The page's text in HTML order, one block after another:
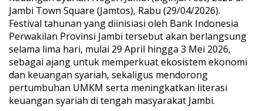
e
s
2
0
2
S
e
m
Jambi Town Square (Jamtos), Rabu (29/04/2026).
Festival tahunan yang diinisiasi oleh Bank Indonesia
Perwakilan Provinsi Jambi tersebut akan berlangsung
selama lima hari, mulai 29 April hingga 3 Mei 2026,
sebagai ajang untuk memperkuat ekosistem ekonomi
dan keuangan syariah, sekaligus mendorong
pertumbuhan UMKM serta meningkatkan literasi
keuangan syariah di tengah masyarakat Jambi.